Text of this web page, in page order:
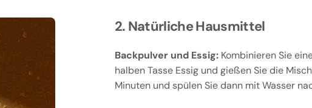
2. Natürliche Hausmittel
Backpulver und Essig:Kombinieren Sie
halben Tasse Essig und gießen Sie die
Minuten und spülen Sie dann mit Wasser